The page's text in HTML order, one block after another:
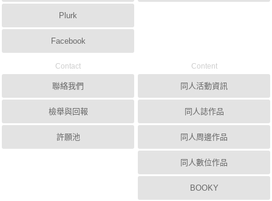
Plurk
Facebook
Contact
聯絡我們
檢舉與回報
許願池
Content
同人活動資訊
同人誌作品
同人周邊作品
同人數位作品
BOOKY